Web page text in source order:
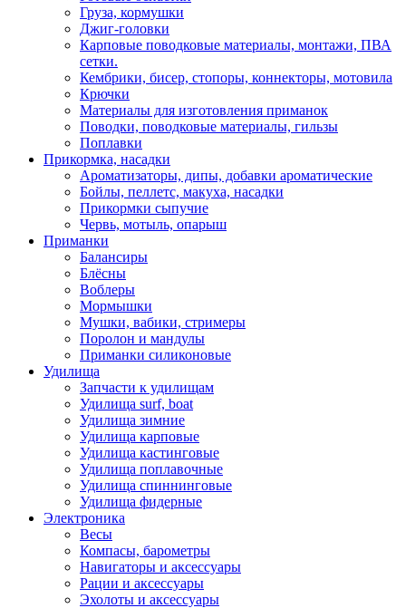
Груза, кормушки
Джиг-головки
Карповые поводковые материалы, монтажи, ПВА
сетки.
Кембрики, бисер, стопоры, коннекторы, мотовила
Крючки
Материалы для изготовления приманок
Поводки, поводковые материалы, гильзы
Поплавки
Прикормка, насадки
Ароматизаторы, дипы, добавки ароматические
Бойлы, пеллетс, макуха, насадки
Прикормки сыпучие
Червь, мотыль, опарыш
Приманки
Балансиры
Блёсны
Воблеры
Мормышки
Мушки, вабики, стримеры
Поролон и мандулы
Приманки силиконовые
Удилища
Запчасти к удилищам
Удилища surf, boat
Удилища зимние
Удилища карповые
Удилища кастинговые
Удилища поплавочные
Удилища спиннинговые
Удилища фидерные
Электроника
Весы
Компасы, барометры
Навигаторы и аксессуары
Рации и аксессуары
Эхолоты и аксессуары